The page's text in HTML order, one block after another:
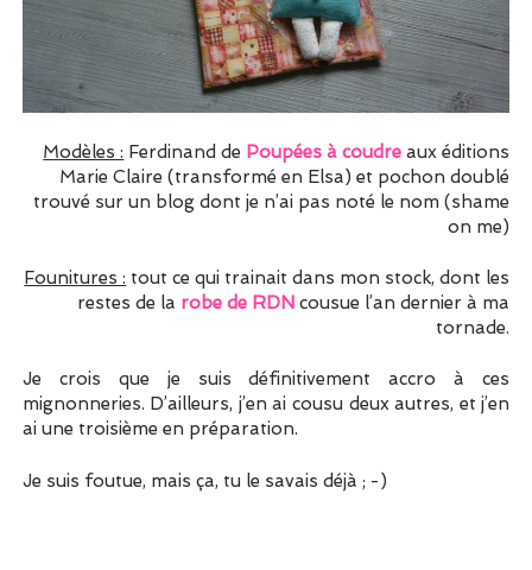
Modèles : Ferdinand de Poupées à coudre aux éditions
Marie Claire (transformé en Elsa) et pochon doublé
trouvé sur un blog dont je n’ai pas noté le nom (shame
on me)
Founitures : tout ce qui trainait dans mon stock, dont les
restes de la robe de RDN cousue l’an dernier à ma
tornade.
Je crois que je suis définitivement accro à ces
mignonneries. D’ailleurs, j’en ai cousu deux autres, et j’en
ai une troisième en préparation.
Je suis foutue, mais ça, tu le savais déjà ; -)